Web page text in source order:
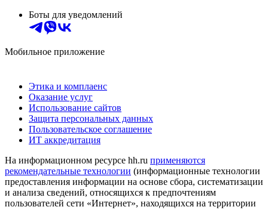
Боты для уведомлений
Мобильное приложение
Этика и комплаенс
Оказание услуг
Использование сайтов
Защита персональных данных
Пользовательское соглашение
ИТ аккредитация
На информационном ресурсе hh.ru применяются
рекомендательные технологии (информационные технологии
предоставления информации на основе сбора, систематизации
и анализа сведений, относящихся к предпочтениям
пользователей сети «Интернет», находящихся на территории